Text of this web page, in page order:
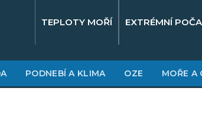
TEPLOTY MOŘÍ EXTRÉMNÍ
PODNEBÍ A KLIMA OZE MOŘE A